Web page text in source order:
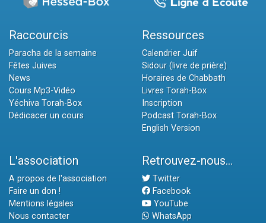
Raccourcis
Paracha de la semaine
Fêtes Juives
News
Cours Mp3-Vidéo
Yéchiva Torah-Box
Dédicacer un cours
Ressources
Calendrier Juif
Sidour (livre de prière)
Horaires de Chabbath
Livres Torah-Box
Inscription
Podcast Torah-Box
English Version
L'association
A propos de l'association
Faire un don !
Mentions légales
Nous contacter
Retrouvez-nous...
Twitter
Facebook
YouTube
WhatsApp